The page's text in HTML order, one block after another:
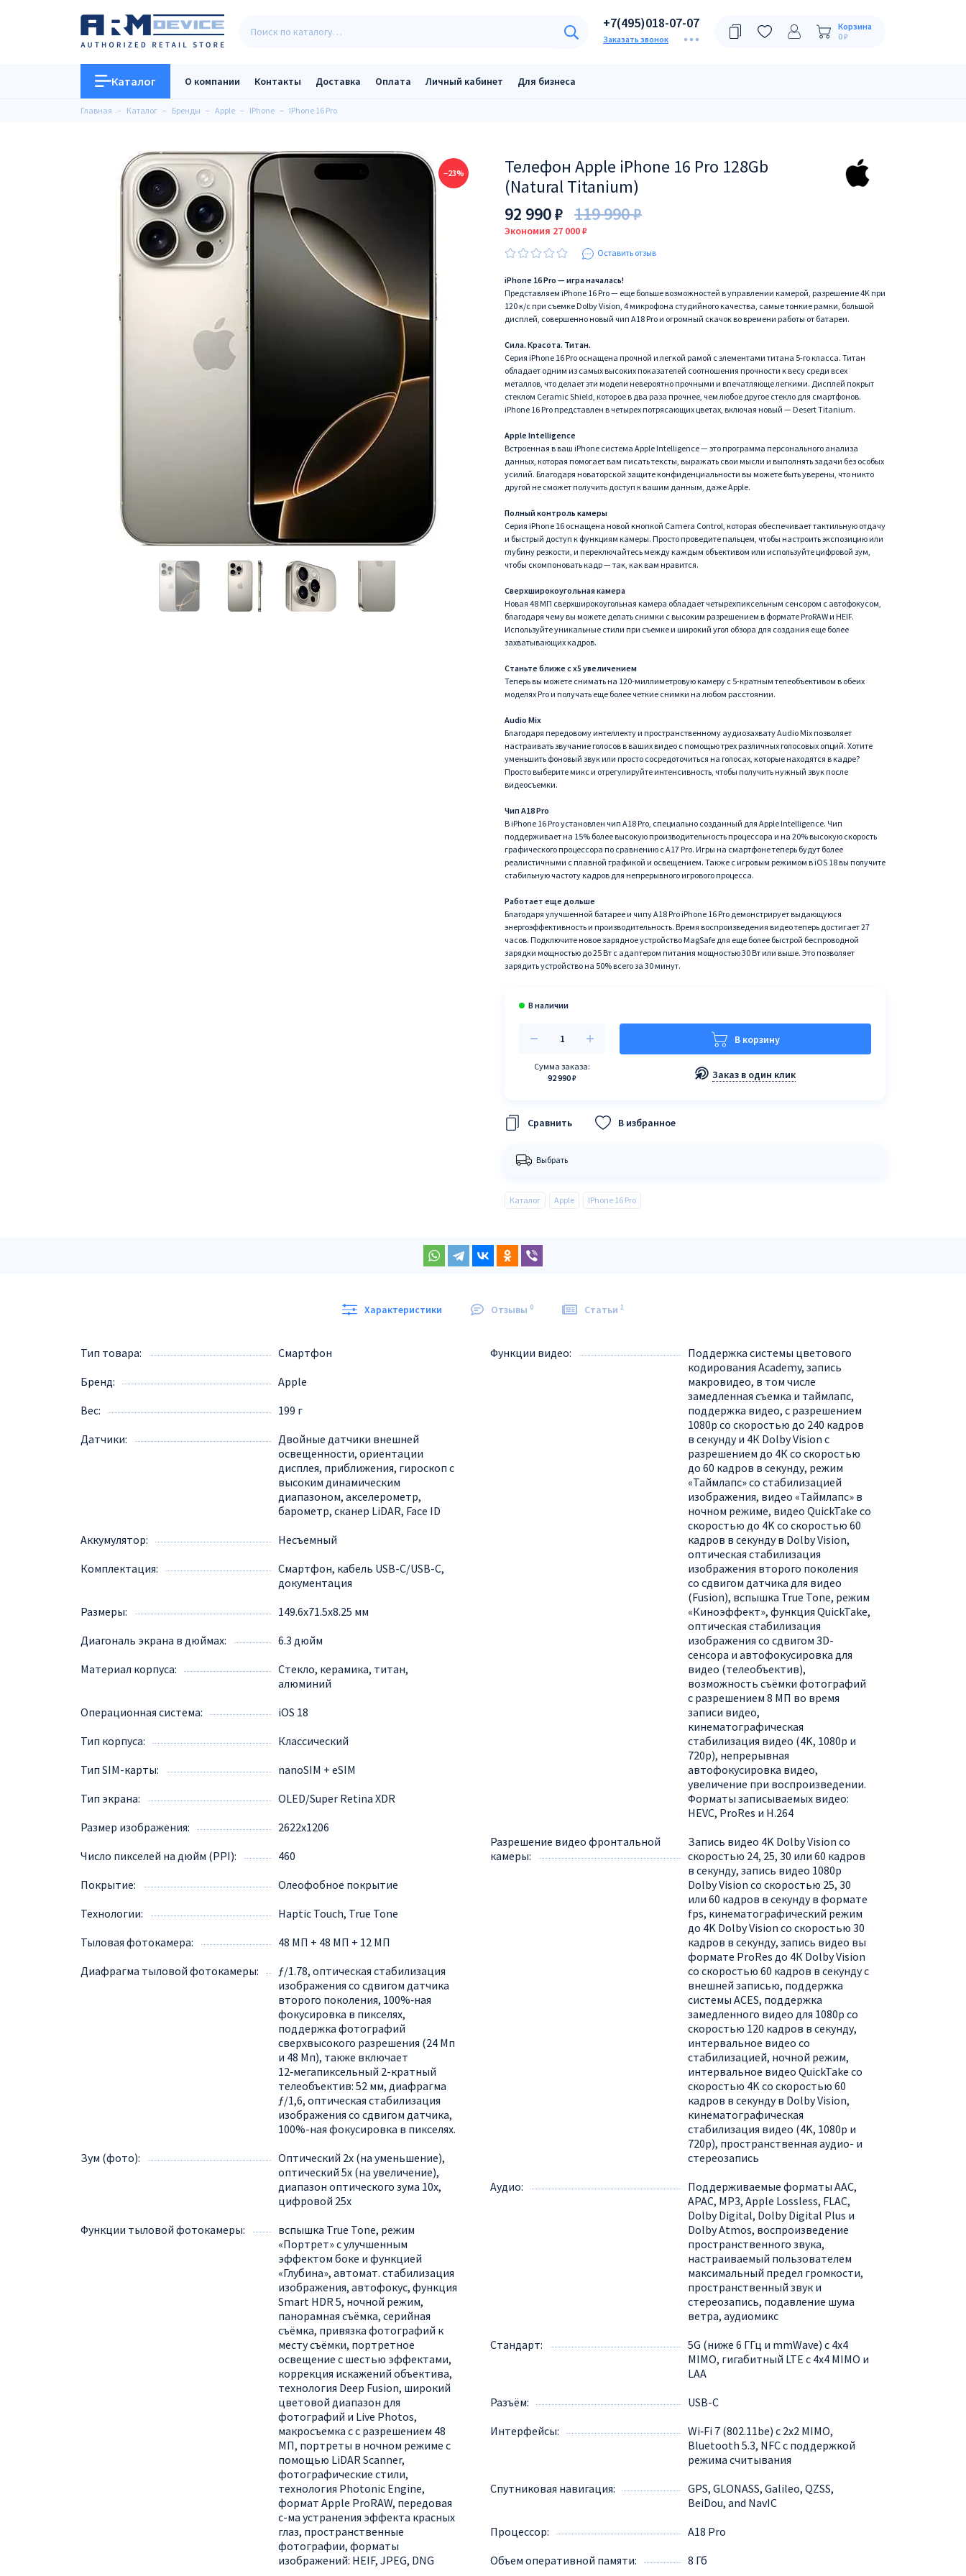
+7(495)018-07-07
Заказать звонок
Корзина
0 ₽
Каталог О компании Контакты Доставка Оплата Личный кабинет Для бизнеса
Главная Каталог Бренды Apple IPhone IPhone 16 Pro
−23%
Телефон Apple iPhone 16 Pro 128Gb
(Natural Titanium)
92 990 ₽ 119 990 ₽
Экономия 27 000 ₽
Оставить отзыв
iPhone 16 Pro — игра началась!
Представляем iPhone 16 Pro — еще больше возможностей в управлении камерой, разрешение 4K при
120 к/c при съемке Dolby Vision, 4 микрофона студийного качества, самые тонкие рамки, большой
дисплей, совершенно новый чип A18 Pro и огромный скачок во времени работы от батареи.
Сила. Красота. Титан.
Серия iPhone 16 Pro оснащена прочной и легкой рамой с элементами титана 5-го класса. Титан
обладает одним из самых высоких показателей соотношения прочности к весу среди всех
металлов, что делает эти модели невероятно прочными и впечатляюще легкими. Дисплей покрыт
стеклом Ceramic Shield, которое в два раза прочнее, чем любое другое стекло для смартфонов.
iPhone 16 Pro представлен в четырех потрясающих цветах, включая новый — Desert Titanium.
Apple Intelligence
Встроенная в ваш iPhone система Apple Intelligence — это программа персонального анализа
данных, которая помогает вам писать тексты, выражать свои мысли и выполнять задачи без особых
усилий. Благодаря новаторской защите конфиденциальности вы можете быть уверены, что никто
другой не сможет получить доступ к вашим данным, даже Apple.
Полный контроль камеры
Серия iPhone 16 оснащена новой кнопкой Camera Control, которая обеспечивает тактильную отдачу
и быстрый доступ к функциям камеры. Просто проведите пальцем, чтобы настроить экспозицию или
глубину резкости, и переключайтесь между каждым объективом или используйте цифровой зум,
чтобы скомпоновать кадр — так, как вам нравится.
Сверхширокоугольная камера
Новая 48 МП сверхширокоугольная камера обладает четырехпиксельным сенсором с автофокусом,
благодаря чему вы можете делать снимки с высоким разрешением в формате ProRAW и HEIF.
Используйте уникальные стили при съемке и широкий угол обзора для создания еще более
захватывающих кадров.
Станьте ближе с x5 увеличением
Теперь вы можете снимать на 120-миллиметровую камеру с 5-кратным телеобъективом в обеих
моделях Pro и получать еще более четкие снимки на любом расстоянии.
Audio Mix
Благодаря передовому интеллекту и пространственному аудиозахвату Audio Mix позволяет
настраивать звучание голосов в ваших видео с помощью трех различных голосовых опций. Хотите
уменьшить фоновый звук или просто сосредоточиться на голосах, которые находятся в кадре?
Просто выберите микс и отрегулируйте интенсивность, чтобы получить нужный звук после
видеосъемки.
Чип A18 Pro
В iPhone 16 Pro установлен чип A18 Pro, специально созданный для Apple Intelligence. Чип
поддерживает на 15% более высокую производительность процессора и на 20% высокую скорость
графического процессора по сравнению с A17 Pro. Игры на смартфоне теперь будут более
реалистичными с плавной графикой и освещением. Также с игровым режимом в iOS 18 вы получите
стабильную частоту кадров для непрерывного игрового процесса.
Работает еще дольше
Благодаря улучшенной батарее и чипу A18 Pro iPhone 16 Pro демонстрирует выдающуюся
энергоэффективность и производительность. Время воспроизведения видео теперь достигает 27
часов. Подключите новое зарядное устройство MagSafe для еще более быстрой беспроводной
зарядки мощностью до 25 Вт с адаптером питания мощностью 30 Вт или выше. Это позволяет
зарядить устройство на 50% всего за 30 минут.
Сумма заказа:
92 990 ₽
В корзину
Заказ в один клик
В избранное
Выбрать
Каталог Apple IPhone 16 Pro
Характеристики Отзывы 0 Статьи1
Тип товара
Смартфон
Бренд
Apple
Вес
199 г
Датчики
Двойные датчики внешней
освещенности, ориентации
дисплея, приближения, гироскоп с
высоким динамическим
диапазоном, акселерометр,
барометр, сканер LiDAR, Face ID
Аккумулятор
Несъемный
Комплектация
Смартфон, кабель USB-С/USB-С,
документация
Размеры
149.6x71.5x8.25 мм
Диагональ экрана в дюймах
6.3 дюйм
Материал корпуса
Стекло, керамика, титан,
алюминий
Операционная система
iOS 18
Тип корпуса
Классический
Тип SIM-карты
nanoSIM + eSIM
Тип экрана
OLED/Super Retina XDR
Размер изображения
2622x1206
Число пикселей на дюйм (PPI)
460
Покрытие
Олеофобное покрытие
Технологии
Haptic Touch, True Tone
Тыловая фотокамера
48 МП + 48 МП + 12 МП
Диафрагма тыловой фотокамеры
ƒ/1.78, оптическая стабилизация
изображения со сдвигом датчика
второго поколения, 100%‑ная
фокусировка в пикселях,
поддержка фотографий
сверхвысокого разрешения (24 Мп
и 48 Мп), также включает
12‑мегапиксельный 2-кратный
телеобъектив: 52 мм, диафрагма
ƒ/1,6, оптическая стабилизация
изображения со сдвигом датчика,
100%-ная фокусировка в пикселях.
Зум (фото)
Оптический 2x (на уменьшение),
оптический 5x (на увеличение),
диапазон оптического зума 10x,
цифровой 25x
Функции тыловой фотокамеры
вспышка True Tone, режим
«Портрет» с улучшенным
эффектом боке и функцией
«Глубина», автомат. стабилизация
изображения, автофокус, функция
Smart HDR 5, ночной режим,
панорамная съёмка, серийная
съëмка, привязка фотографий к
месту съёмки, портретное
освещение с шестью эффектами,
коррекция искажений объектива,
технология Deep Fusion, широкий
цветовой диапазон для
фотографий и Live Photos,
макросъемка с с разрешением 48
МП, портреты в ночном режиме с
помощью LiDAR Scanner,
фотографические стили,
технология Photonic Engine,
формат Apple ProRAW, передовая
с-ма устранения эффекта красных
глаз, пространственные
фотографии, форматы
изображений: HEIF, JPEG, DNG
Функции видео
Поддержка системы цветового
кодирования Academy, запись
макровидео, в том числе
замедленная съемка и таймлапс,
поддержка видео, с разрешением
1080р со скоростью до 240 кадров
в секунду и 4К Dolby Vision с
разрешением до 4К со скоростью
до 60 кадров в секунду, режим
«Таймлапс» со стабилизацией
изображения, видео «Таймлапс» в
ночном режиме, видео QuickTake со
скоростью до 4K со скоростью 60
кадров в секунду в Dolby Vision,
оптическая стабилизация
изображения второго поколения
со сдвигом датчика для видео
(Fusion), вспышка True Tone, режим
«Киноэффект», функция QuickTake,
оптическая стабилизация
изображения со сдвигом 3D-
сенсора и автофокусировка для
видео (телеобъектив),
возможность съёмки фотографий
с разрешением 8 МП во время
записи видео,
кинематографическая
стабилизация видео (4K, 1080p и
720p), непрерывная
автофокусировка видео,
увеличение при воспроизведении.
Форматы записываемых видео:
HEVC, ProRes и H.264
Разрешение видео фронтальной
камеры
Запись видео 4K Dolby Vision со
скоростью 24, 25, 30 или 60 кадров
в секунду, запись видео 1080p
Dolby Vision со скоростью 25, 30
или 60 кадров в секунду в формате
fps, кинематографический режим
до 4K Dolby Vision со скоростью 30
кадров в секунду, запись видео вы
формате ProRes до 4К Dolby Vision
со скоростью 60 кадров в секунду с
внешней записью, поддержка
системы ACES, поддержка
замедленного видео для 1080p со
скоростью 120 кадров в секунду,
интервальное видео со
стабилизацией, ночной режим,
интервальное видео QuickTake со
скоростью 4K со скоростью 60
кадров в секунду в Dolby Vision,
кинематографическая
стабилизация видео (4K, 1080p и
720p), пространственная аудио- и
стереозапись
Аудио
Поддерживаемые форматы AAC,
APAC, MP3, Apple Lossless, FLAC,
Dolby Digital, Dolby Digital Plus и
Dolby Atmos, воспроизведение
пространственного звука,
настраиваемый пользователем
максимальный предел громкости,
пространственный звук и
стереозапись, подавление шума
ветра, аудиомикс
Стандарт
5G (ниже 6 ГГц и mmWave) с 4x4
MIMO, гигабитный LTE с 4x4 MIMO и
LAA
Разъём
USB-C
Интерфейсы
Wi‑Fi 7 (802.11be) с 2x2 MIMO,
Bluetooth 5.3, NFC с поддержкой
режима считывания
Спутниковая навигация
GPS, GLONASS, Galileo, QZSS,
BeiDou, and NavIC
Процессор
A18 Pro
Объем оперативной памяти
8 Гб